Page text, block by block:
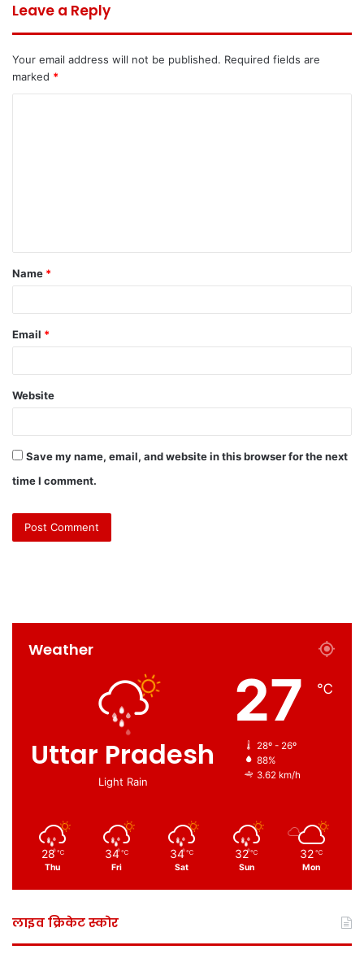
Leave a Reply
Your email address will not be published. Required fields are
marked *
t
*
Name *
Email *
Website
Save my name, email, and website in this browser for the next
time I comment.
Weather
Uttar Pradesh
Light Rain
27 ℃
28º - 26º
88%
3.62 km/h
28 ℃
Thu
34 ℃
Fri
34 ℃
Sat
32 ℃
Sun
32 ℃
Mon
लाइव क्रिकेट स्कोर